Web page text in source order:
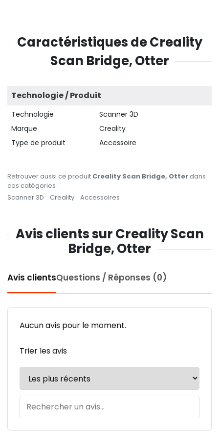
Caractéristiques de Creality
Scan Bridge, Otter
Technologie / Produit
Technologie
Scanner 3D
Marque
Creality
Type de produit
Accessoire
Retrouver aussi ce produit Creality Scan Bridge, Otterdans
ces catégories :
Scanner 3D
Creality Accessoires
Avis clients sur Creality Scan
Bridge, Otter
Avis clientsQuestions / Réponses (0)
Aucun avis pour le moment.
Trier les avis